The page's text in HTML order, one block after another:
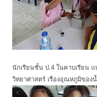
นักเรียนชั้น ป.4 ในคาบเรียน
วิทยาศาสตร์ เรื่องอุณหภูมิของ